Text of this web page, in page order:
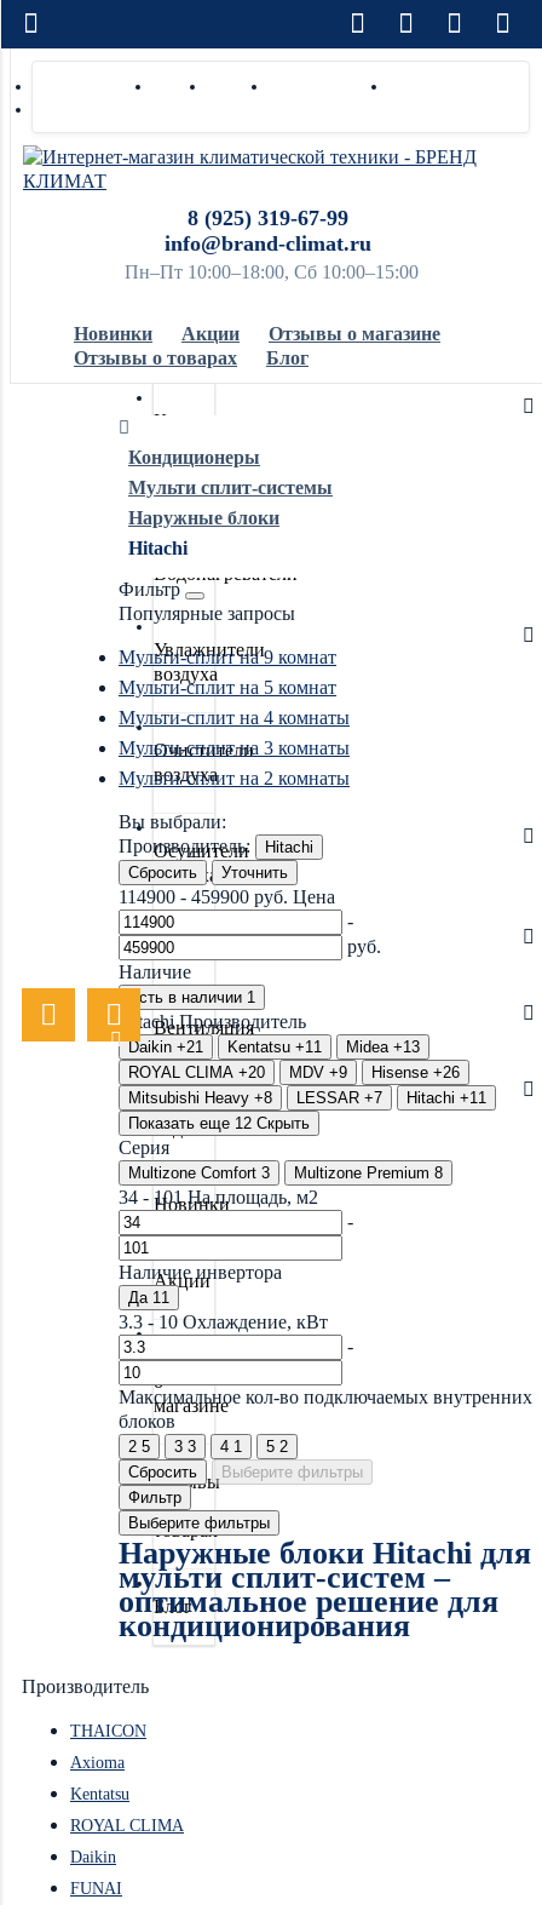
Доставка по РФ Оплата Монтаж Сотрудничество
8 (925) 319-67-99
info@brand-climat.ru
Пн–Пт 10:00–18:00, Сб 10:00–15:00
Новинки Акции
Отзывы о магазине
Отзывы о товарах
Блог
Кондиционеры
Обогреватели
Водонагреватели
Увлажнители
воздуха
Очистители
воздуха
Осушители
воздуха
Отопление
Вентиляция
Системы
водоочистки
Новинки
Акции
Отзывы
о
магазине
Отзывы
о
товарах
Блог
Кондиционеры
Мульти сплит-системы
Наружные блоки
Hitachi
Фильтр
Популярные запросы
Мульти-сплит на 9 комнат
Мульти-сплит на 5 комнат
Мульти-сплит на 4 комнаты
Мульти-сплит на 3 комнаты
Мульти-сплит на 2 комнаты
Вы выбрали:
Производитель:
Hitachi
Сбросить
Уточнить
114900 - 459900 руб. Цена
-
руб.
Наличие
Есть в наличии 1
Hitachi Производитель
Daikin +21 Kentatsu +11 Midea +13
ROYAL CLIMA +20 MDV +9 Hisense +26
Mitsubishi Heavy +8 LESSAR +7 Hitachi +11
Показать еще 12 Скрыть
Серия
Multizone Comfort 3 Multizone Premium 8
34 - 101 На площадь, м2
-
Наличие инвертора
Да 11
3.3 - 10 Охлаждение, кВт
-
Максимальное кол-во подключаемых внутренних
блоков
2 5 3 3 4 1 5 2
Сбросить
Выберите фильтры
Фильтр
Выберите фильтры
Наружные блоки Hitachi для
мульти сплит-систем –
оптимальное решение для
кондиционирования
Производитель
THAICON
Axioma
Kentatsu
ROYAL CLIMA
Daikin
FUNAI